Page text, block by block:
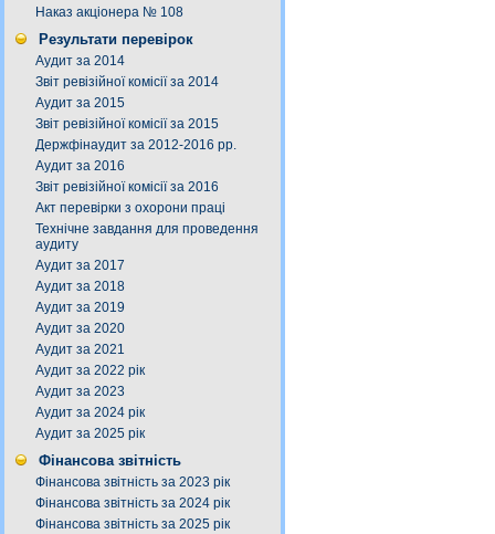
Наказ акціонера № 108
Результати перевірок
Аудит за 2014
Звіт ревізійної комісії за 2014
Аудит за 2015
Звіт ревізійної комісії за 2015
Держфінаудит за 2012-2016 рр.
Аудит за 2016
Звіт ревізійної комісії за 2016
Акт перевірки з охорони праці
Технічне завдання для проведення
аудиту
Аудит за 2017
Аудит за 2018
Аудит за 2019
Аудит за 2020
Аудит за 2021
Аудит за 2022 рік
Аудит за 2023
Аудит за 2024 рік
Аудит за 2025 рік
Фінансова звітність
Фінансова звітність за 2023 рік
Фінансова звітність за 2024 рік
Фінансова звітність за 2025 рік